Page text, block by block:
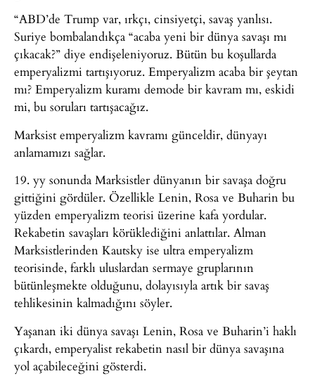
“ABD’de Trump var, ırkçı, cinsiyetçi, savaş yanlısı.
Suriye bombalandıkça “acaba yeni bir dünya savaşı mı
çıkacak?” diye endişeleniyoruz. Bütün bu koşullarda
emperyalizmi tartışıyoruz. Emperyalizm acaba bir şeytan
mı? Emperyalizm kuramı demode bir kavram mı, eskidi
mi, bu soruları tartışacağız.
Marksist emperyalizm kavramı günceldir, dünyayı
anlamamızı sağlar.
19. yy sonunda Marksistler dünyanın bir savaşa doğru
gittiğini gördüler. Özellikle Lenin, Rosa ve Buharin bu
yüzden emperyalizm teorisi üzerine kafa yordular.
Rekabetin savaşları körüklediğini anlattılar. Alman
Marksistlerinden Kautsky ise ultra emperyalizm
teorisinde, farklı uluslardan sermaye gruplarının
bütünleşmekte olduğunu, dolayısıyla artık bir savaş
tehlikesinin kalmadığını söyler.
Yaşanan iki dünya savaşı Lenin, Rosa ve Buharin’i haklı
çıkardı, emperyalist rekabetin nasıl bir dünya savaşına
yol açabileceğini gösterdi.